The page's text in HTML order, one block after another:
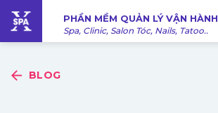
Bỏ
qua
nội
PHẦN MỀM QUẢN LÝ VẬN HÀNH
Spa, Clinic, Salon Tóc, Nails, Tatoo..
BLOG